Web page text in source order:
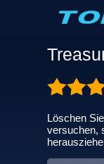
Löschen
versuchen,